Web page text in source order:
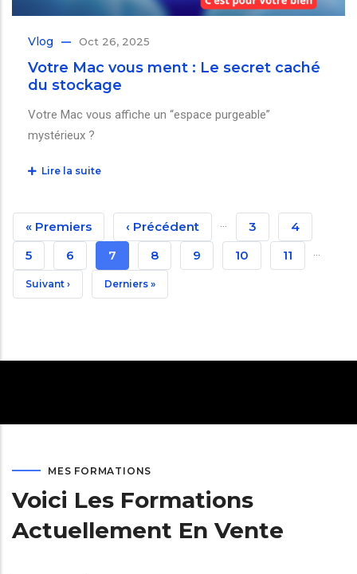
Vlog Oct 26, 2025
Votre Mac vous ment : Le secret caché
du stockage
Votre Mac vous affiche un “espace purgeable”
mystérieux ?
Lire la suite
Pagination
Première
Page
« Premiers
Page
Précédente
‹ Précédent … Page
3 Page
4
Page
5 Page
6
Page
Courante
7 Page
8 Page
9 Page
10 Page
11 …
Page
Suivant › Dernière
Derniers »
MES FORMATIONS
Voici Les Formations
Actuellement En Vente